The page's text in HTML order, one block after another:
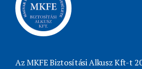
Az MKFE Biztosítási Alkusz Kft-t